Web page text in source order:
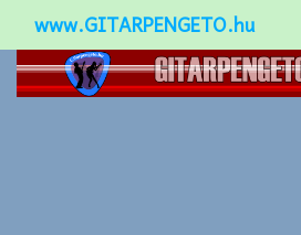
www.GITARPENGETO.hu
Népszerű-